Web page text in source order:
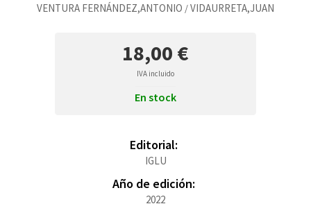
VENTURA FERNÁNDEZ,ANTONIO /VIDAURRETA,JUAN
18,00 €
IVA incluido
En stock
Editorial:
IGLU
Año de edición:
2022